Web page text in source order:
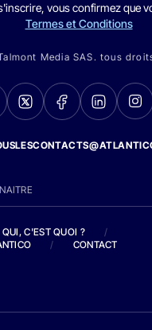
vous confirmez que
Termes et Conditions
Media SAS. tous
C'EST QUOI ?
/
/ CONTACT